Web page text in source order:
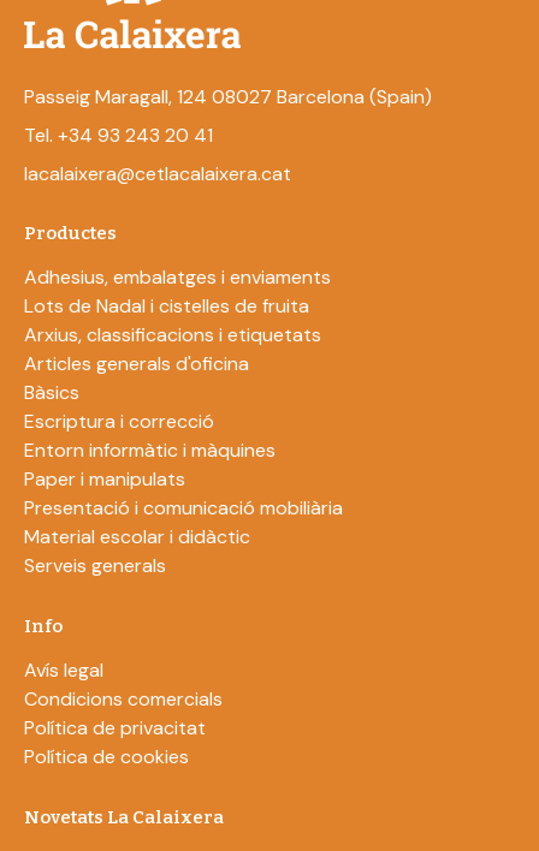
Passeig Maragall, 124 08027 Barcelona (Spain)
Tel. +34 93 243 20 41
lacalaixera@cetlacalaixera.cat
Productes
Adhesius, embalatges i enviaments
Lots de Nadal i cistelles de fruita
Arxius, classificacions i etiquetats
Articles generals d'oficina
Bàsics
Escriptura i correcció
Entorn informàtic i màquines
Paper i manipulats
Presentació i comunicació mobiliària
Material escolar i didàctic
Serveis generals
Info
Avís legal
Condicions comercials
Política de privacitat
Política de cookies
Novetats La Calaixera